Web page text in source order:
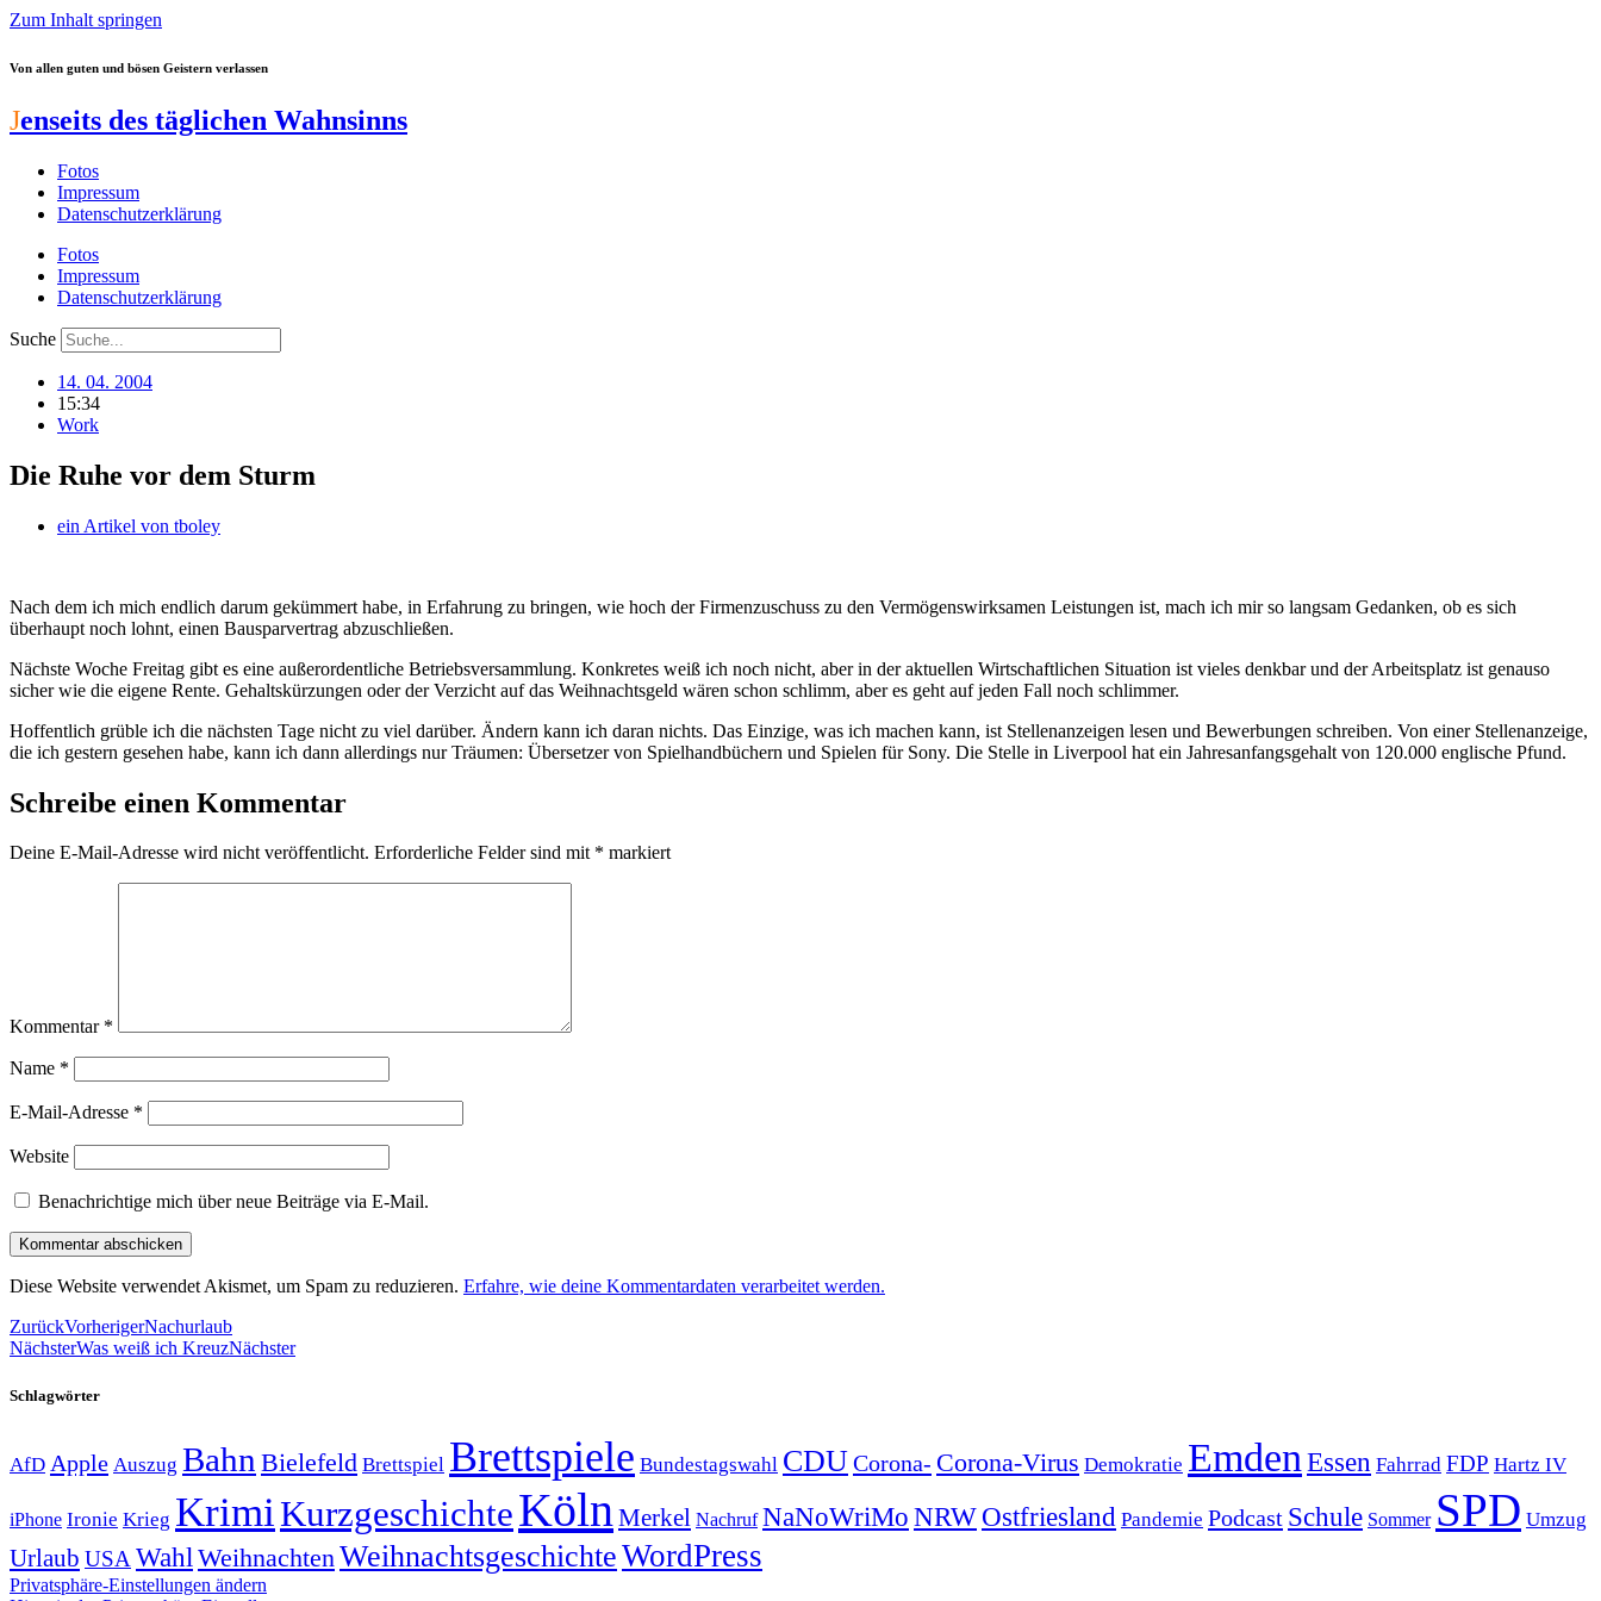
Zum Inhalt springen
Von allen guten und bösen Geistern verlassen
Jenseits des täglichen Wahnsinns
Fotos
Impressum
Datenschutzerklärung
Fotos
Impressum
Datenschutzerklärung
Suche
14. 04. 2004
15:34
Work
Die Ruhe vor dem Sturm
ein Artikel von tboley
Nach dem ich mich endlich darum gekümmert habe, in Erfahrung zu bringen, wie hoch der Firmenzuschuss zu den Vermögenswirksamen Leistungen ist, mach ich mir so langsam Gedanken, ob es sich
überhaupt noch lohnt, einen Bausparvertrag abzuschließen.
Nächste Woche Freitag gibt es eine außerordentliche Betriebsversammlung. Konkretes weiß ich noch nicht, aber in der aktuellen Wirtschaftlichen Situation ist vieles denkbar und der Arbeitsplatz ist genauso
sicher wie die eigene Rente. Gehaltskürzungen oder der Verzicht auf das Weihnachtsgeld wären schon schlimm, aber es geht auf jeden Fall noch schlimmer.
Hoffentlich grüble ich die nächsten Tage nicht zu viel darüber. Ändern kann ich daran nichts. Das Einzige, was ich machen kann, ist Stellenanzeigen lesen und Bewerbungen schreiben. Von einer Stellenanzeige,
die ich gestern gesehen habe, kann ich dann allerdings nur Träumen: Übersetzer von Spielhandbüchern und Spielen für Sony. Die Stelle in Liverpool hat ein Jahresanfangsgehalt von 120.000 englische Pfund.
Schreibe einen Kommentar
Deine E-Mail-Adresse wird nicht veröffentlicht. Erforderliche Felder sind mit * markiert
Kommentar *
Name *
E-Mail-Adresse *
Website
Benachrichtige mich über neue Beiträge via E-Mail.
Diese Website verwendet Akismet, um Spam zu reduzieren. Erfahre, wie deine Kommentardaten verarbeitet werden.
ZurückVorherigerNachurlaub
NächsterWas weiß ich KreuzNächster
Schlagwörter
AfD Apple Auszug Bahn Bielefeld Brettspiel Brettspiele Bundestagswahl CDUCorona- Corona-Virus Demokratie Emden Essen Fahrrad FDP Hartz IV
iPhone Ironie Krieg KrimiKurzgeschichteKöln Merkel Nachruf NaNoWriMo NRWOstfriesland Pandemie Podcast Schule Sommer SPD Umzug
Urlaub USA Wahl Weihnachten WeihnachtsgeschichteWordPress
Privatsphäre-Einstellungen ändern